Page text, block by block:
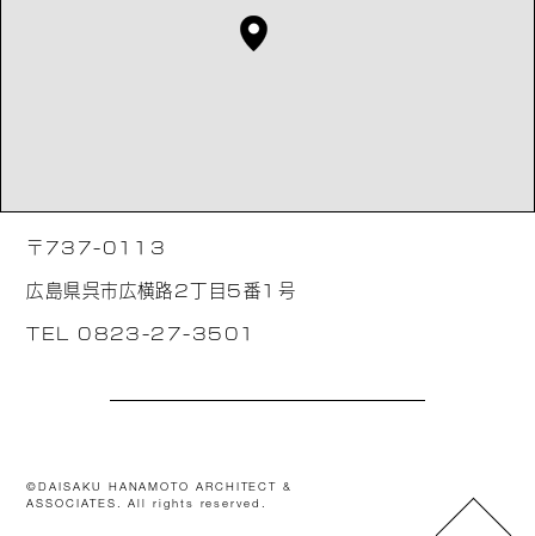
〒737-0113
広島県呉市広横路2丁目5番1号
TEL 0823-27-3501
©DAISAKU HANAMOTO ARCHITECT &
ASSOCIATES. All rights reserved.